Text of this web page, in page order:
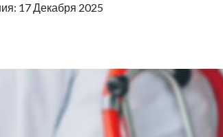
17 Декабря 2025